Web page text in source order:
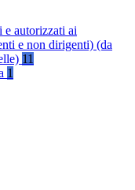
autorizzati ai
e non dirigenti) (da
11
1